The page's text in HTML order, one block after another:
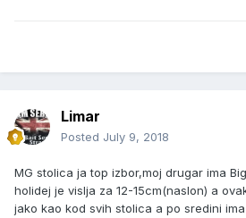
Limar
Posted July 9, 2018
MG stolica ja top izbor,moj drugar ima
holidej je vislja za 12-15cm(naslon) a
jako kao kod svih stolica a po sredini